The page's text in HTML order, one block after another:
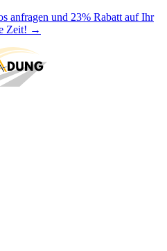
anfragen und 23% Rabatt auf Ihr
Zeit! →